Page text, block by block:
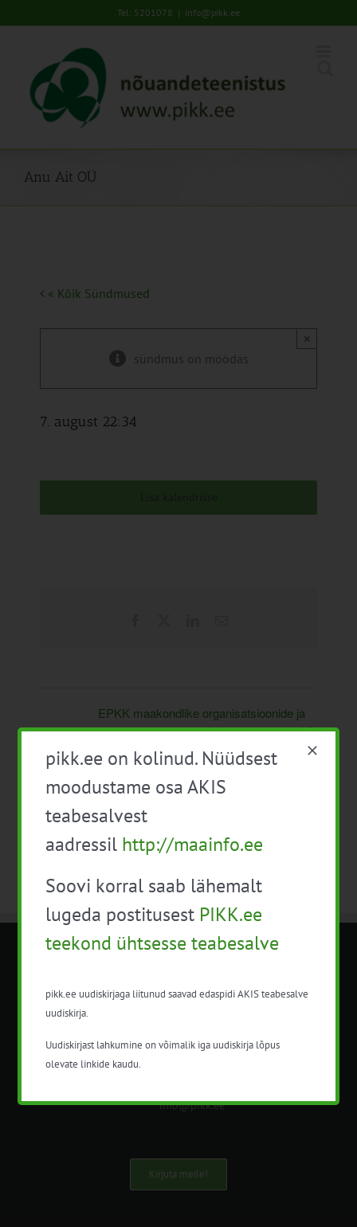
to
Tel: 5201078 | info@pikk.ee
Anu Ait OÜ
« Kõik Sündmused
sündmus on möödas
×
7. august 22:34
EPKK maakondlike organisatsioonide ja
põllumajandusgruppi juhatuse ühine nõupidamine
Maa-ametis Tallinnas
nõustamisteenuseid.
info@pikk.ee
Kirjuta meile!
pikk.ee on kolinud. Nüüdsest
moodustame osa AKIS
teabesalvest
aadressil http://maainfo.ee
Soovi korral saab lähemalt
lugeda postitusest PIKK.ee
teekond ühtsesse teabesalve
pikk.ee uudiskirjaga liitunud saavad edaspidi AKIS teabesalve
uudiskirja.
Uudiskirjast lahkumine on võimalik iga uudiskirja lõpus
olevate linkide kaudu.